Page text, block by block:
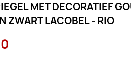
MET DECORATIEF
ZWART LACOBEL - RIO